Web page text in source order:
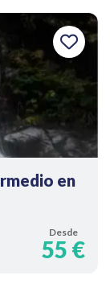
en
Desde
55 €